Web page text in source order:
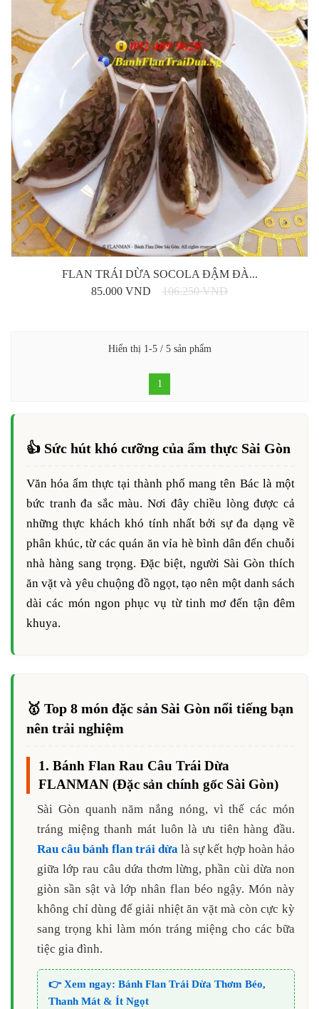
FLAN TRÁI DỪA SOCOLA ĐẬM ĐÀ...
85.000 VND
106.250 VND
Hiển thị 1-5 / 5 sản phẩm
1
👍 Sức hút khó cưỡng của ẩm thực Sài Gòn
Văn hóa ẩm thực tại thành phố mang tên Bác là một
bức tranh đa sắc màu. Nơi đây chiều lòng được cả
những thực khách khó tính nhất bởi sự đa dạng về
phân khúc, từ các quán ăn vỉa hè bình dân đến chuỗi
nhà hàng sang trọng. Đặc biệt, người Sài Gòn thích
ăn vặt và yêu chuộng đồ ngọt, tạo nên một danh sách
dài các món ngon phục vụ từ tinh mơ đến tận đêm
khuya.
🥇 Top 8 món đặc sản Sài Gòn nổi tiếng bạn
nên trải nghiệm
1. Bánh Flan Rau Câu Trái Dừa
FLANMAN (Đặc sản chính gốc Sài Gòn)
Sài Gòn quanh năm nắng nóng, vì thế các món
tráng miệng thanh mát luôn là ưu tiên hàng đầu.
Rau câu bánh flan trái dừalà sự kết hợp hoàn hảo
giữa lớp rau câu dứa thơm lừng, phần cùi dừa non
giòn sần sật và lớp nhân flan béo ngậy. Món này
không chỉ dùng để giải nhiệt ăn vặt mà còn cực kỳ
sang trọng khi làm món tráng miệng cho các bữa
tiệc gia đình.
👉 Xem ngay: Bánh Flan Trái Dừa Thơm Béo,
Thanh Mát & Ít Ngọt